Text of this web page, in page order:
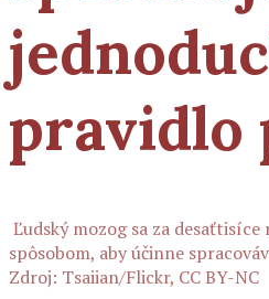
pravidlo
Ľudský mozog sa za
spôsobom, aby účinne
Zdroj: Tsaiian/Flickr, CC BY-NC